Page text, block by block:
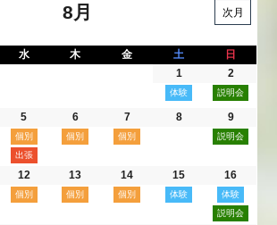
8月 次月
水 木 金 土
日
1
2
5 6 7 8 9
12 13 14 15 16